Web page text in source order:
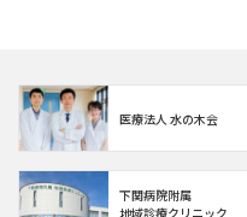
医療法人 水の木会
下関病院附属
地域診療クリニック